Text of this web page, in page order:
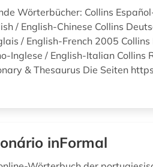
Wörterbücher: Collins
/ English-Chinese Collins
/ English-French 2005
Inglese / English-Italian Collins
& Thesaurus Die Seiten
inFormal